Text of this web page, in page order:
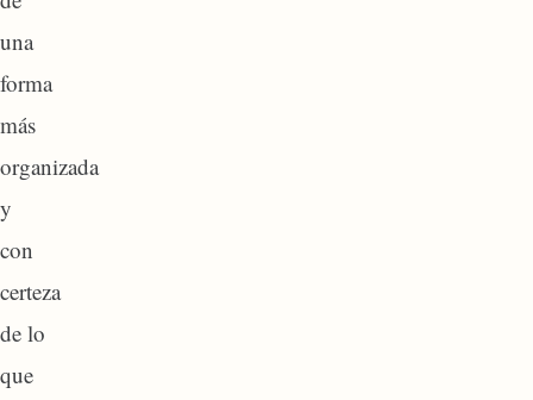
una
forma
más
organizada
y
con
certeza
de lo
que